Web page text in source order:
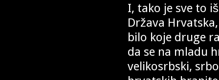
I, tako je sve to
Država
bilo koje druge
da se na mladu
velikosrbski,